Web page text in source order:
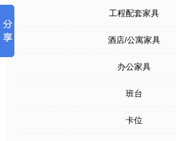
工程配套家具
酒店/公寓家具
办公家具
班台
卡位